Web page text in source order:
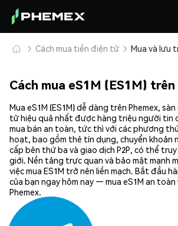
Cách mua tiền điện tử
Cách mua eS1M (ES1M)
Mua eS1M (ES1M) dễ dàng trên Phemex,
tử hiệu quả nhất được hàng triệu người tin
mua bán an toàn, tức thì với các phương
hoạt, bao gồm thẻ tín dụng, chuyển khoản
cấp bên thứ ba và giao dịch P2P, có thể
giới. Nền tảng trực quan và bảo mật mạnh
việc mua ES1M trở nên liền mạch. Bắt đầu
của bạn ngay hôm nay — mua eS1M an
Phemex.